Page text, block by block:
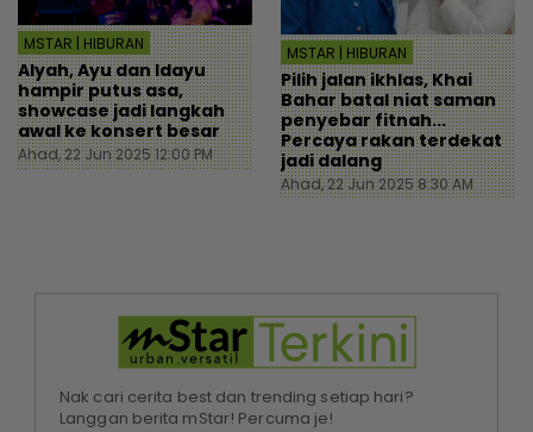
MSTAR | HIBURAN
Alyah, Ayu dan Idayu
hampir putus asa,
showcase jadi langkah
awal ke konsert besar
Ahad, 22 Jun 2025 12:00 PM
MSTAR | HIBURAN
Pilih jalan ikhlas, Khai
Bahar batal niat saman
penyebar fitnah...
Percaya rakan terdekat
jadi dalang
Ahad, 22 Jun 2025 8:30 AM
Nak cari cerita best dan trending setiap hari?
Langgan berita mStar! Percuma je!